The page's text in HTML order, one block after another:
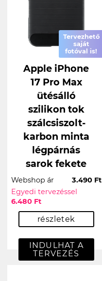
Tervezhető
saját
fotóval is!
Apple iPhone
17 Pro Max
ütésálló
szilikon tok
szálcsiszolt-
karbon minta
légpárnás
sarok fekete
Webshop ár
3.490 Ft
Egyedi tervezéssel
6.480 Ft
részletek
INDULHAT A
TERVEZÉS